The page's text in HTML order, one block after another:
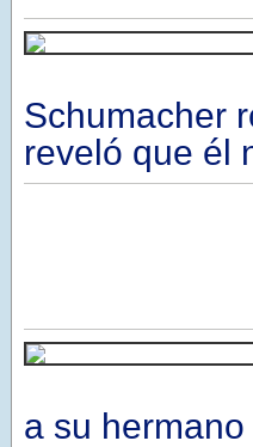
Schumacher
reveló que él
a su hermano